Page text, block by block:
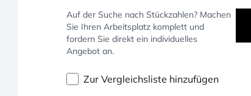
Auf der Suche nach Stückzahlen? Machen
Sie Ihren Arbeitsplatz komplett und
fordern Sie direkt ein individuelles
Angebot an.
Zur Vergleichsliste hinzufügen